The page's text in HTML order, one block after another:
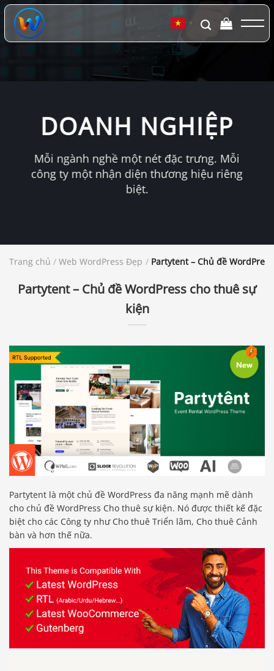
Chuyển
đến
dung
▼
DOANH NGHIỆP
Mỗi ngành nghề một nét đặc trưng. Mỗi
công ty một nhận diện thương hiệu riêng
biệt.
Trang chủ / Web WordPress Đẹp / Partytent – Chủ đề
Partytent – Chủ đề WordPress cho thuê sự
kiện
Partytent là một chủ đề WordPress đa năng mạnh mẽ dành
cho chủ đề WordPress Cho thuê sự kiện. Nó được thiết kế đặc
biệt cho các Công ty như Cho thuê Triển lãm, Cho thuê Cảnh
bàn và hơn thế nữa.